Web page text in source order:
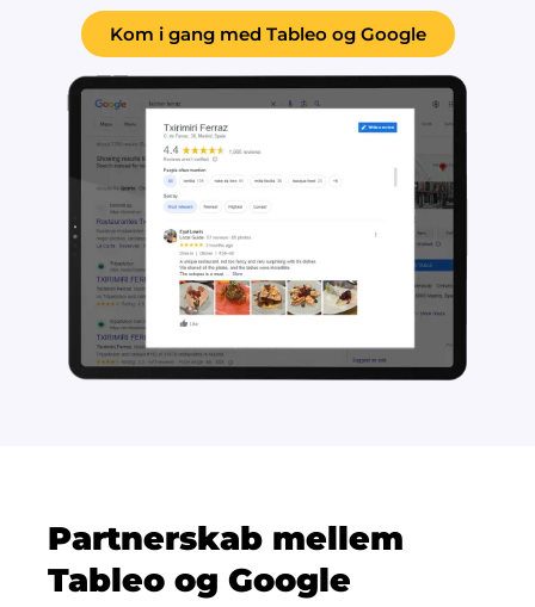
Kom i gang med Tableo og Google
Partnerskab mellem
Tableo og Google